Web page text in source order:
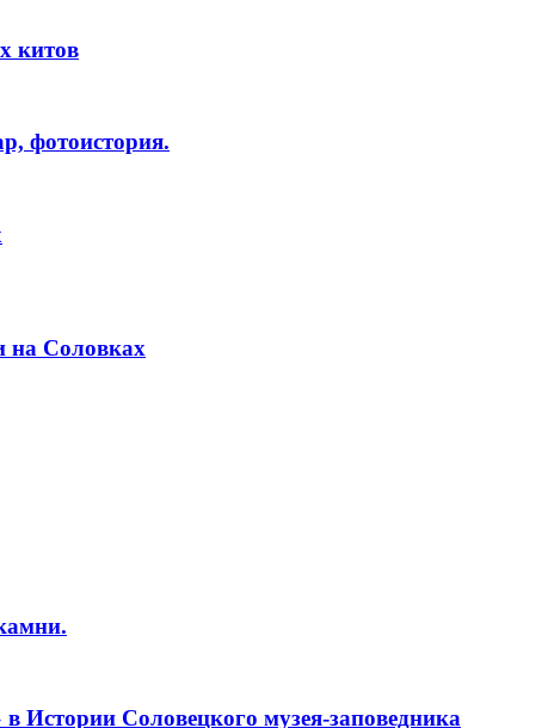
китов
фотоистория.
на Соловках
Истории Соловецкого музея-заповедника